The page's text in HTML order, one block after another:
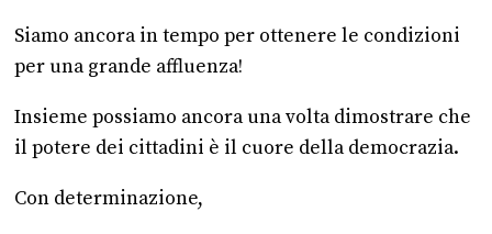
Siamo ancora in tempo per ottenere le condizioni
per una grande affluenza!
Insieme possiamo ancora una volta dimostrare che
il potere dei cittadini è il cuore della democrazia.
Con determinazione,